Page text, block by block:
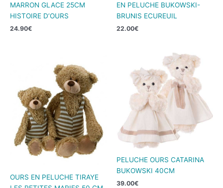
MARRON GLACE 25CM
HISTOIRE D’OURS
24.90€
EN PELUCHE BUKOWSKI-
BRUNIS ECUREUIL
22.00€
OURS EN PELUCHE TIRAYE
PELUCHE OURS CATARINA
BUKOWSKI 40CM
39.00€